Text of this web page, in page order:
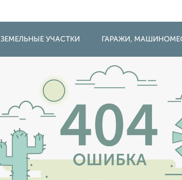
ЗЕМЕЛЬНЫЕ УЧАСТКИ ГАРАЖИ,